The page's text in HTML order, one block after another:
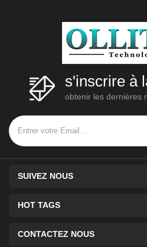
s'inscrire à
obtenir les dernières
SUIVEZ NOUS
HOT TAGS
CONTACTEZ NOUS